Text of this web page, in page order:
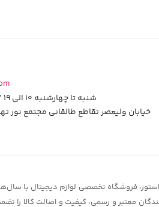
شنبه تا چهارشنبه ۱۰ الی ۱۹ / پنج شنبه ۱۰ الی ۱۵
خیابان ولیعصر تقاطع طالقانی مجتمع نور
فروشگاه تخصصی لوازم دیجیتال با سال‌ها
معتبر و رسمی، کیفیت و اصالت کالا را